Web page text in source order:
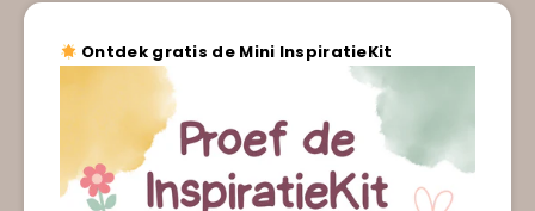
Ontdek gratis de Mini InspiratieKit